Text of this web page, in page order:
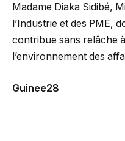
Madame Diaka Sidibé,
l’Industrie et des PME,
contribue sans relâche
l’environnement des
Guinee28